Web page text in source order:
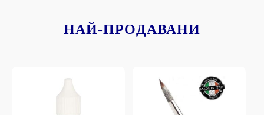
НАЙ-ПРОДАВАНИ